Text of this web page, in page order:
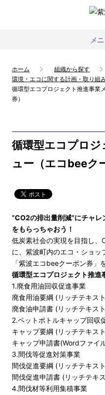
メ
ホーム 組織から探す
環境・エコに関する計画・取り組
循環型エコプロジェクト推進事業
券）
循環型エコプロジ
ュー（エコbeeク
”CO2の排出量削減”にチャ
をもらっちゃおう！
低炭素社会の実現を目指し
に、紫波町内のエコ・ショッ
「紫波エコbeeクーポン券」
循環型エコプロジェクト推進
1.廃食用油回収促進事業
廃食用油要綱 (リッチテキス
廃食油申請書 (リッチテキス
2.ペットボトルキャップ回収
キャップ要綱 (リッチテキス
キャップ申請書(Wordファイ
3.間伐等促進対策事業
間伐促進要綱 (リッチテキス
間伐促進申請書 (リッチテキ
4.間伐材等利用集積事業